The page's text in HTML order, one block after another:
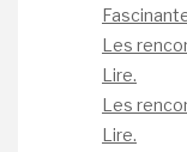
Les
Lire.
Les
Lire.